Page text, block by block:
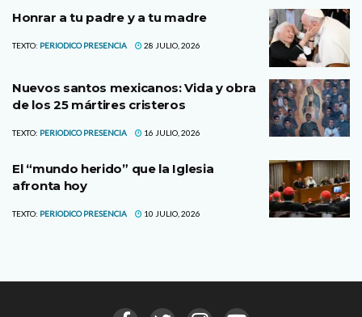
Honrar a tu padre y a tu madre
TEXTO: PERIODICO PRESENCIA 28 JULIO, 2026
Nuevos santos mexicanos: Vida y obra
de los 25 mártires cristeros
TEXTO: PERIODICO PRESENCIA 16 JULIO, 2026
El “mundo herido” que la Iglesia
afronta hoy
TEXTO: PERIODICO PRESENCIA 10 JULIO, 2026